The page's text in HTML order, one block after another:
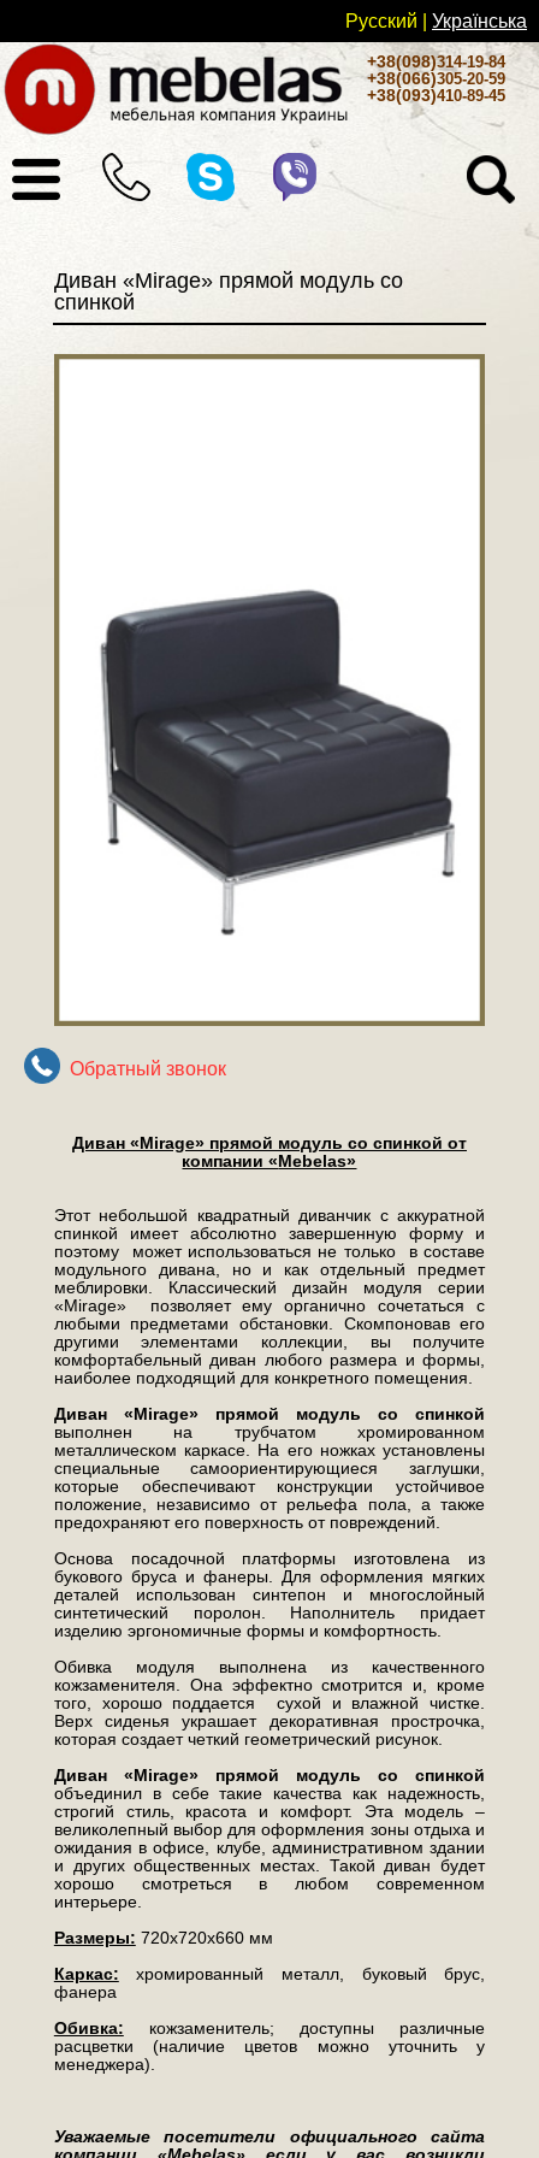
Русский Українськa
+38(098)314-19-84
+38(066)305-20-59
+38(093)410-89-45
Диван «Mirage» прямой модуль со
спинкой
Обратный звонок
Диван «Mirage» прямой модуль со спинкой от
компании «Mebelas»
Этот небольшой квадратный диванчик с аккуратной
спинкой имеет абсолютно завершенную форму и
поэтому может использоваться не только в составе
модульного дивана, но и как отдельный предмет
меблировки. Классический дизайн модуля серии
«Mirage» позволяет ему органично сочетаться с
любыми предметами обстановки. Скомпоновав его
другими элементами коллекции, вы получите
комфортабельный диван любого размера и формы,
наиболее подходящий для конкретного помещения.
Диван «Mirage» прямой модуль со спинкой
выполнен на трубчатом хромированном
металлическом каркасе. На его ножках установлены
специальные самоориентирующиеся заглушки,
которые обеспечивают конструкции устойчивое
положение, независимо от рельефа пола, а также
предохраняют его поверхность от повреждений.
Основа посадочной платформы изготовлена из
букового бруса и фанеры. Для оформления мягких
деталей использован синтепон и многослойный
синтетический поролон. Наполнитель придает
изделию эргономичные формы и комфортность.
Обивка модуля выполнена из качественного
кожзаменителя. Она эффектно смотрится и, кроме
того, хорошо поддается сухой и влажной чистке.
Верх сиденья украшает декоративная прострочка,
которая создает четкий геометрический рисунок.
Диван «Mirage» прямой модуль со спинкой
объединил в себе такие качества как надежность,
строгий стиль, красота и комфорт. Эта модель –
великолепный выбор для оформления зоны отдыха и
ожидания в офисе, клубе, административном здании
и других общественных местах. Такой диван будет
хорошо смотреться в любом современном
интерьере.
Размеры: 720х720х660 мм
Каркас: хромированный металл, буковый брус,
фанера
Обивка: кожзаменитель; доступны различные
расцветки (наличие цветов можно уточнить у
менеджера).
Уважаемые посетители официального сайта